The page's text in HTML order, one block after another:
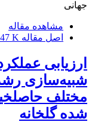
جهانی
مشاهده مقاله
اصل مقاله K
شبیه‌سازی
مختلف
شده گلخانه